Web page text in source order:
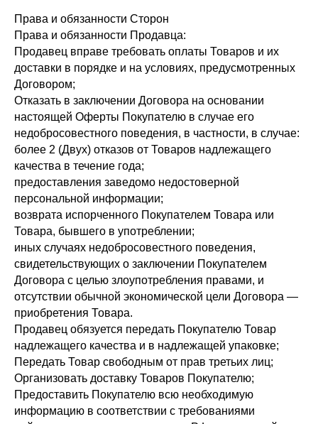
Права и обязанности Сторон
Права и обязанности Продавца:
Продавец вправе требовать оплаты Товаров и их
доставки в порядке и на условиях, предусмотренных
Договором;
Отказать в заключении Договора на основании
настоящей Оферты Покупателю в случае его
недобросовестного поведения, в частности, в случае:
более 2 (Двух) отказов от Товаров надлежащего
качества в течение года;
предоставления заведомо недостоверной
персональной информации;
возврата испорченного Покупателем Товара или
Товара, бывшего в употреблении;
иных случаях недобросовестного поведения,
свидетельствующих о заключении Покупателем
Договора с целью злоупотребления правами, и
отсутствии обычной экономической цели Договора —
приобретения Товара.
Продавец обязуется передать Покупателю Товар
надлежащего качества и в надлежащей упаковке;
Передать Товар свободным от прав третьих лиц;
Организовать доставку Товаров Покупателю;
Предоставить Покупателю всю необходимую
информацию в соответствии с требованиями